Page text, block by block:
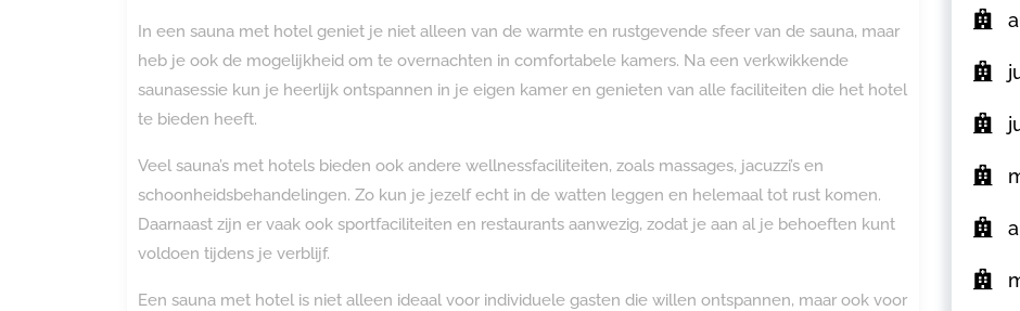
In een sauna met hotel geniet je niet alleen van de warmte en rustgevende sfeer van de sauna, maar
heb je ook de mogelijkheid om te overnachten in comfortabele kamers. Na een verkwikkende
saunasessie kun je heerlijk ontspannen in je eigen kamer en genieten van alle faciliteiten die het hotel
te bieden heeft.
Veel sauna’s met hotels bieden ook andere wellnessfaciliteiten, zoals massages, jacuzzi’s en
schoonheidsbehandelingen. Zo kun je jezelf echt in de watten leggen en helemaal tot rust komen.
Daarnaast zijn er vaak ook sportfaciliteiten en restaurants aanwezig, zodat je aan al je behoeften kunt
voldoen tijdens je verblijf.
Een sauna met hotel is niet alleen ideaal voor individuele gasten die willen ontspannen, maar ook voor